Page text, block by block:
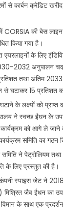
से कार्बन क्रेडिट
CORSIA की बेस
किया गया है।
एयरलाइनों के लिए
2032 अनुपालन
तथा अंतिम
घटाकर 15 प्रतिशत
घटाने के लक्ष्यों को
ने स्वच्छ ईंधन के
कार्यक्रम को आगे ले जाने
समिति का गठन
समिति ने पेट्रोलियम
के लिए प्रस्तुत की है।
कंपनी स्पाइस जेट ने
जैव ईंधन का
के साथ एक